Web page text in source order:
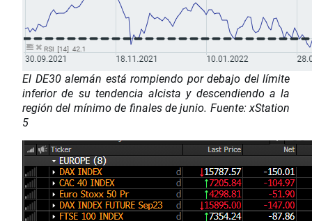
El DE30 alemán está rompiendo por debajo del límite
inferior de su tendencia alcista y descendiendo a la
región del mínimo de finales de junio. Fuente: xStation
5